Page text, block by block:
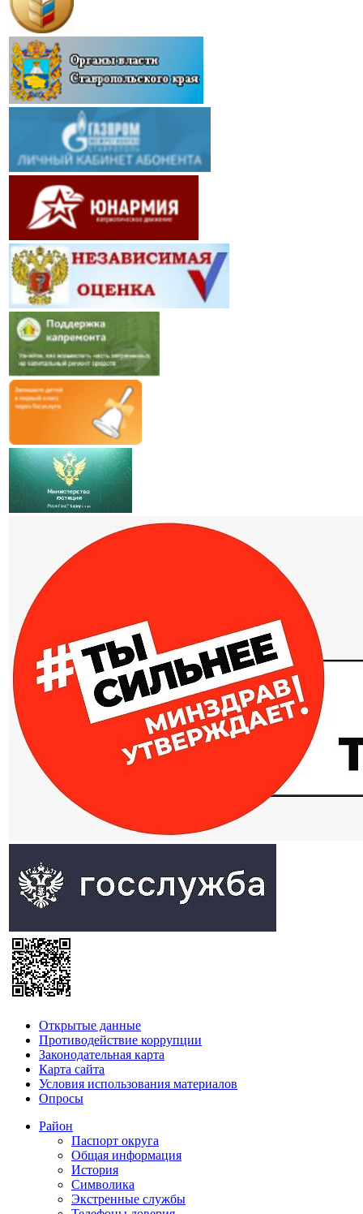
Открытые данные
Противодействие коррупции
Законодательная карта
Карта сайта
Условия использования материалов
Опросы
Район
Паспорт округа
Общая информация
История
Символика
Экстренные службы